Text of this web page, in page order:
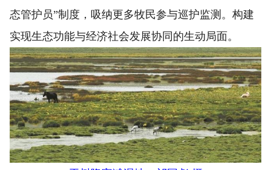
态管护员”制度，吸纳更多牧民参与巡护监测。构建
实现生态功能与经济社会发展协同的生动局面。